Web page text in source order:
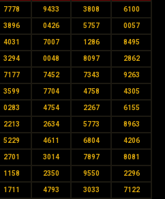
7778 9433 3808 6100
3896 0426 5757 0057
4031 7007 1286 8495
3294 0048 8097 2862
7177 7452 7343 9263
3599 7704 4758 4305
0283 4754 2267 6155
2213 2634 5773 8963
5229 4611 6804 4206
2701 3014 7897 8081
1158 2350 9550 2296
1711 4793 3033 7122